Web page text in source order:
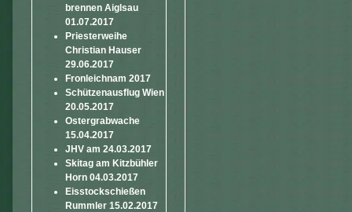
brennen Aiglsau
01.07.2017
Priesterweihe
Christian Hauser
29.06.2017
Fronleichnam 2017
Schützenausflug Wien
20.05.2017
Ostergrabwache
15.04.2017
JHV am 24.03.2017
Skitag am Kitzbühler
Horn 04.03.2017
Eisstockschießen
Rummler 15.02.2017